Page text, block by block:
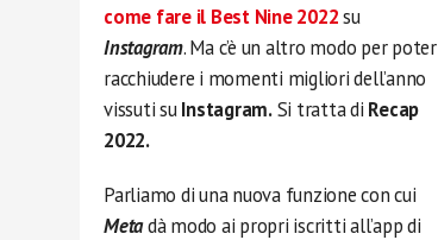
come fare il Best Nine 2022su
Instagram. Ma c’è un altro modo per poter
racchiudere i momenti migliori dell’anno
vissuti suInstagram.Si tratta di Recap
2022.
Parliamo di una nuova funzione con cui
Metadà modo ai propri iscritti all’app di